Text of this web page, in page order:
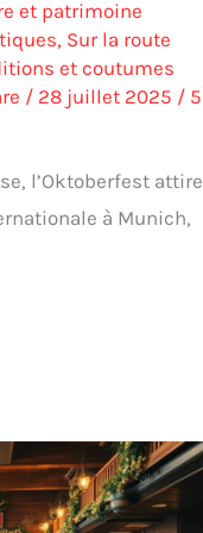
et patrimoine
, Sur la route
et coutumes
/ 28 juillet 2025 / 5
l’Oktoberfest attire
à Munich,